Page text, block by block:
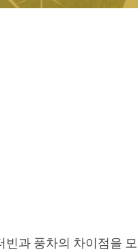
과 풍차의 차이점을